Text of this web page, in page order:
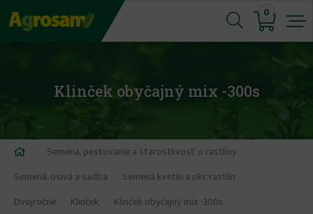
Jump
to
0
Klinček obyčajný mix -300s
Nachádzate
sa
tu
Semená, pestovanie a starostlivosť o rastliny
Semená, osivá a sadba
Semená kvetín a okr. rastlín
Dvojročné
Klinček Klinček obyčajný mix -300s